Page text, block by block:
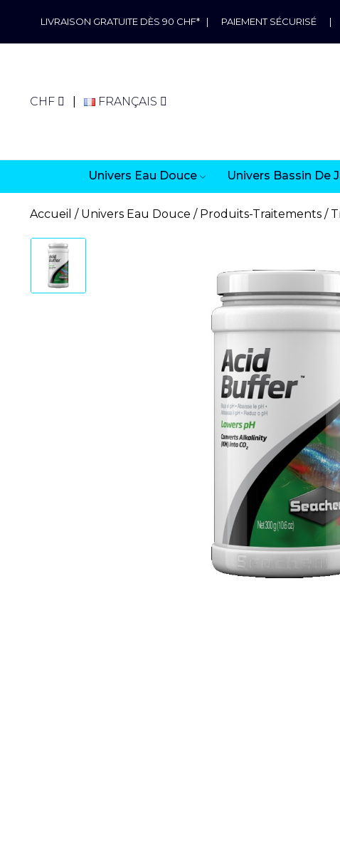
LIVRAISON GRATUITE DÈS 90 CHF* | PAIEMENT SÉCURISÉ |
CHF FRANÇAIS
Univers Eau Douce Univers Bassin De
Accueil Univers Eau Douce Produits-Traitements